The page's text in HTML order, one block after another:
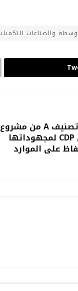
تتراباك تحصل على تصنيف A من مشروع
الكشف عن الكربون CDP لمجهوداتها
على الموارد